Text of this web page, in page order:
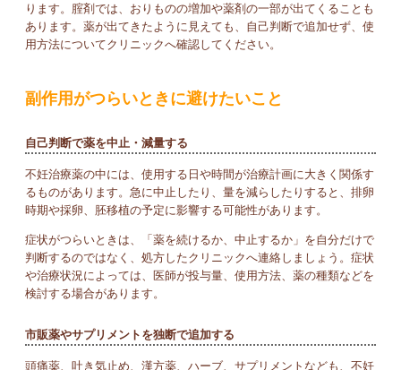
ります。腟剤では、おりものの増加や薬剤の一部が出てくることも
あります。薬が出てきたように見えても、自己判断で追加せず、使
用方法についてクリニックへ確認してください。
副作用がつらいときに避けたいこと
自己判断で薬を中止・減量する
不妊治療薬の中には、使用する日や時間が治療計画に大きく関係す
るものがあります。急に中止したり、量を減らしたりすると、排卵
時期や採卵、胚移植の予定に影響する可能性があります。
症状がつらいときは、「薬を続けるか、中止するか」を自分だけで
判断するのではなく、処方したクリニックへ連絡しましょう。症状
や治療状況によっては、医師が投与量、使用方法、薬の種類などを
検討する場合があります。
市販薬やサプリメントを独断で追加する
頭痛薬、吐き気止め、漢方薬、ハーブ、サプリメントなども、不妊